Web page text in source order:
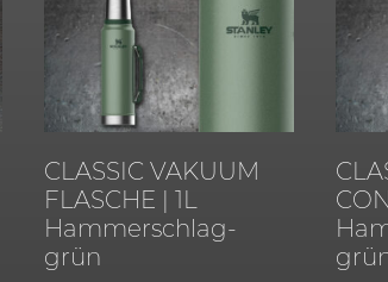
CLASSIC VAKUUM
FLASCHE | 1L
Hammerschlag-
grün